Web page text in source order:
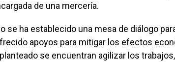
de una mercería.
se ha establecido una mesa de diálogo
apoyos para mitigar los efectos
se encuentran agilizar los